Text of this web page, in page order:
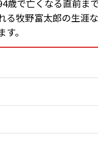
歳で亡くなる直前ま
牧野富太郎の生涯
。